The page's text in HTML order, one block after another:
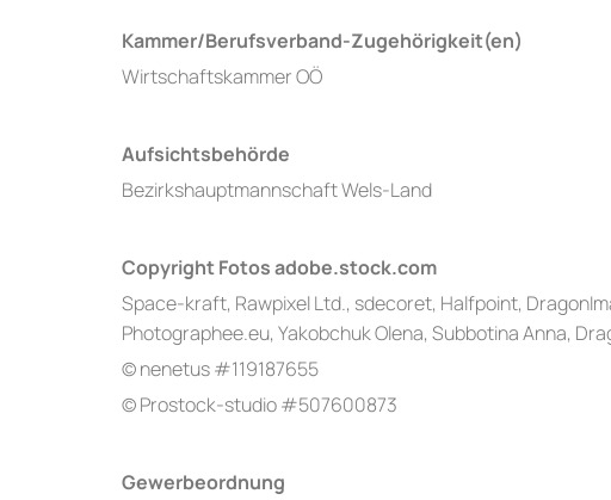
Kammer/Berufsverband-Zugehörigkeit(en)
Wirtschaftskammer OÖ
Aufsichtsbehörde
Bezirkshauptmannschaft Wels-Land
Copyright Fotos adobe.stock.com
Space-kraft, Rawpixel Ltd., sdecoret, Halfpoint,
Photographee.eu, Yakobchuk Olena, Subbotina Anna,
© nenetus #119187655
© Prostock-studio #507600873
Gewerbeordnung